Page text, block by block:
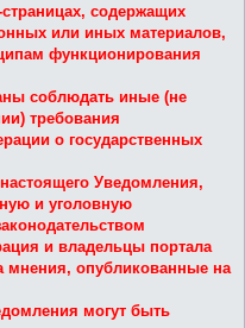
содержащих
или иных материалов,
функционирования
соблюдать иные (не
требования
о государственных
Уведомления,
и уголовную
и владельцы портала
мнения, опубликованные на
могут быть